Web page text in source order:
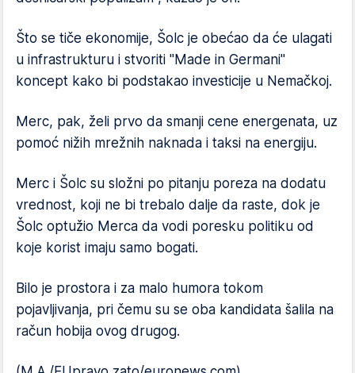
Što se tiče ekonomije, Šolc je obećao da će ulagati
u infrastrukturu i stvoriti "Made in Germani"
koncept kako bi podstakao investicije u Nemačkoj.
Merc, pak, želi prvo da smanji cene energenata, uz
pomoć nižih mrežnih naknada i taksi na energiju.
Merc i Šolc su složni po pitanju poreza na dodatu
vrednost, koji ne bi trebalo dalje da raste, dok je
Šolc optužio Merca da vodi poresku politiku od
koje korist imaju samo bogati.
Bilo je prostora i za malo humora tokom
pojavljivanja, pri čemu su se oba kandidata šalila na
račun hobija ovog drugog.